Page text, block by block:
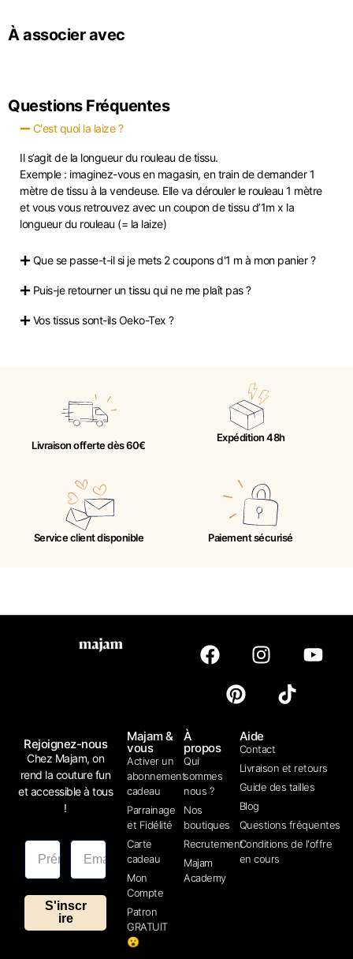
À associer avec
Questions Fréquentes
C'est quoi la laize ?
Il s’agit de la longueur du rouleau de tissu.
Exemple : imaginez-vous en magasin, en train de demander 1
mètre de tissu à la vendeuse. Elle va dérouler le rouleau 1 mètre
et vous vous retrouvez avec un coupon de tissu d’1m x la
longueur du rouleau (= la laize)
Que se passe-t-il si je mets 2 coupons d'1 m à mon panier ?
Puis-je retourner un tissu qui ne me plaît pas ?
Vos tissus sont-ils Oeko-Tex ?
Livraison offerte dès 60€
Expédition 48h
Service client disponible Paiement sécurisé
Aide
Contact
Livraison et retours
Guide des tailles
Blog
Questions fréquentes
Conditions de l'offre
en cours
À
propos
Qui
sommes
nous ?
Nos
boutiques
Recrutement
Majam
Academy
Majam &
vous
Activer un
abonnement
cadeau
Parrainage
et Fidélité
Carte
cadeau
Mon
Compte
Patron
GRATUIT
😮
Rejoignez-nous
Chez Majam, on
rend la couture fun
et accessible à tous
!
S'inscr
ire